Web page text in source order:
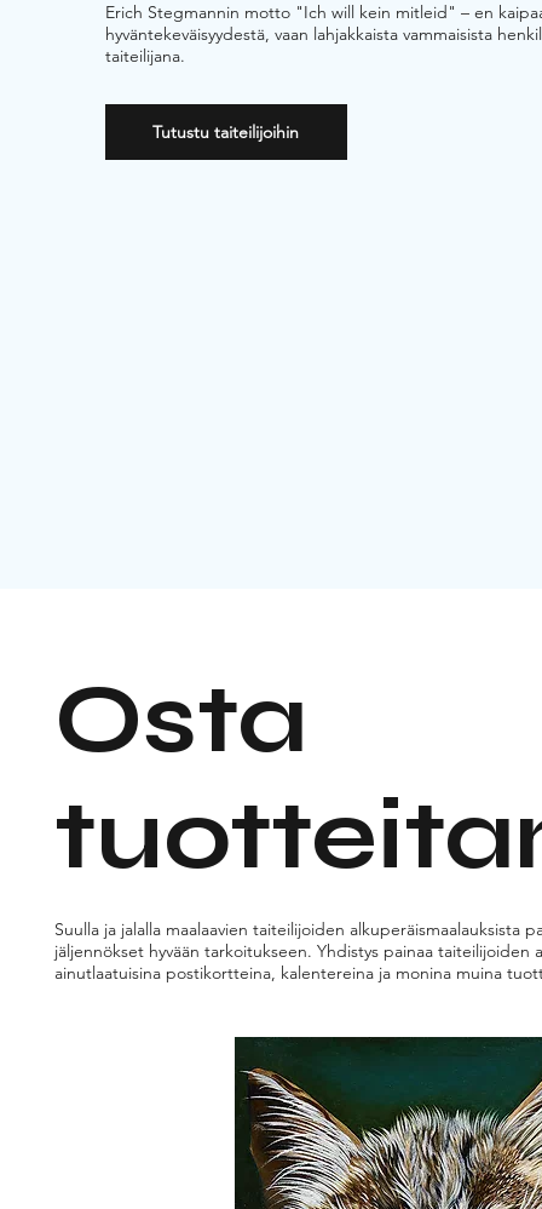
Osta
Suulla ja jalalla maalaavien taiteilijoiden alkuperäismaalauksista
jäljennökset hyvään tarkoitukseen. Yhdistys painaa taiteilijoiden
ainutlaatuisina postikortteina, kalentereina ja monina muina
Erich Stegmannin motto "Ich will kein mitleid" – en
hyväntekeväisyydestä, vaan lahjakkaista vammaisista
taiteilijana.
Tutustu taiteilijoihin